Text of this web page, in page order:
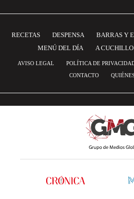
RECETAS DESPENSA BARRAS Y
MENÚ DEL DÍA
A CUCHILLO
AVISO LEGAL POLÍTICA DE
CONTACTO